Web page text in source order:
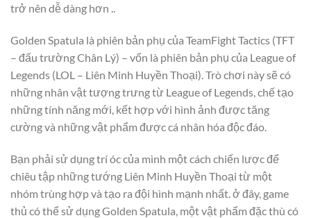
trở nên dễ dàng hơn ..
Golden Spatula là phiên bản phụ của TeamFight Tactics (TFT
– đấu trường Chân Lý) – vốn là phiên bản phụ của League of
Legends (LOL – Liên Minh Huyền Thoại). Trò chơi này sẽ có
những nhân vật tượng trưng từ League of Legends, chế tạo
những tính năng mới, kết hợp với hình ảnh được tăng
cường và những vật phẩm được cá nhân hóa độc đáo.
Bạn phải sử dụng trí óc của mình một cách chiến lược để
chiêu tập những tướng Liên Minh Huyền Thoại từ một
nhóm trùng hợp và tạo ra đội hình mạnh nhất. ở đây, game
thủ có thể sử dụng Golden Spatula, một vật phẩm đặc thù có